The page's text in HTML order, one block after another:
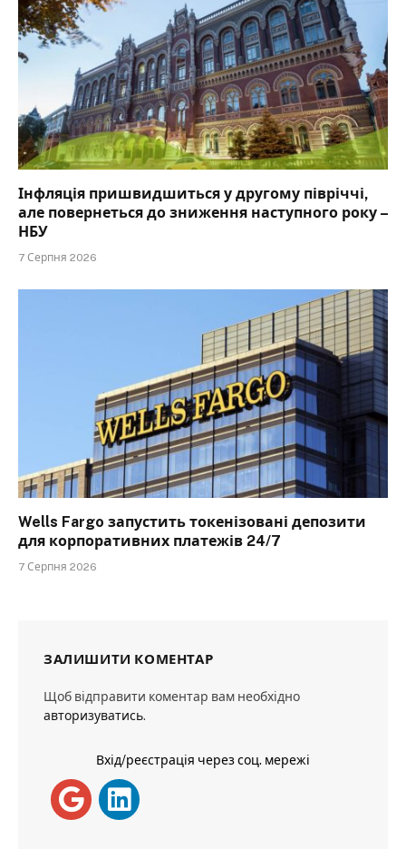
Інфляція пришвидшиться у другому півріччі,
але повернеться до зниження наступного року –
НБУ
7 Серпня 2026
Wells Fargo запустить токенізовані депозити
для корпоративних платежів 24/7
7 Серпня 2026
ЗАЛИШИТИ КОМЕНТАР
Щоб відправити коментар вам необхідно
авторизуватись.
Вхід/реєстрація через соц. мережі